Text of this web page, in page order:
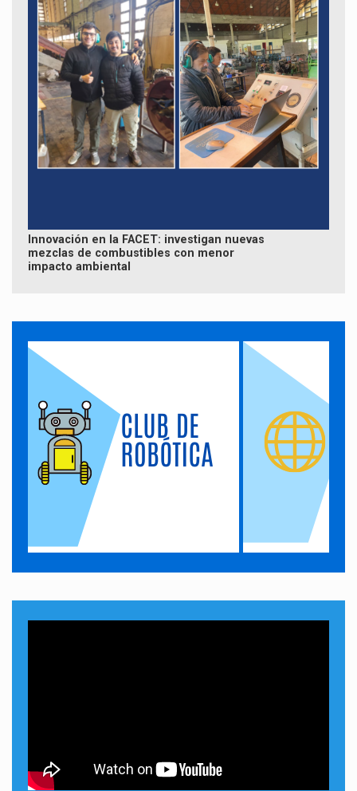
Innovación en la FACET: investigan nuevas
mezclas de combustibles con menor
impacto ambiental